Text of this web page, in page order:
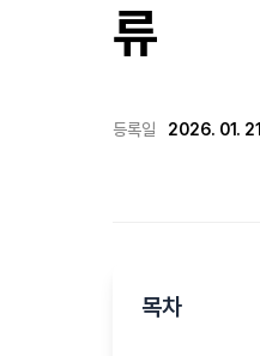
류
등록일 2026. 01. 21
목차